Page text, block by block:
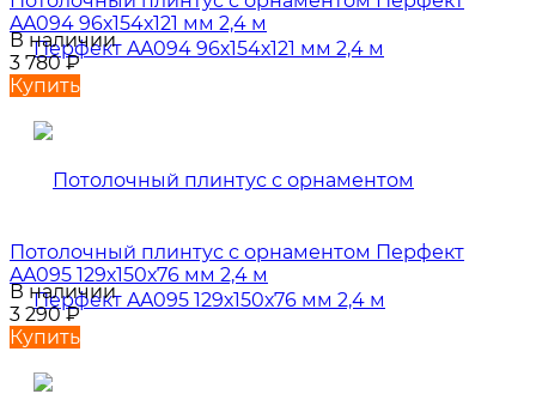
AA094 96х154х121 мм 2,4 м
В наличии
3 780₽
Купить
Потолочный плинтус с орнаментом Перфект
AA095 129х150х76 мм 2,4 м
В наличии
3 290₽
Купить